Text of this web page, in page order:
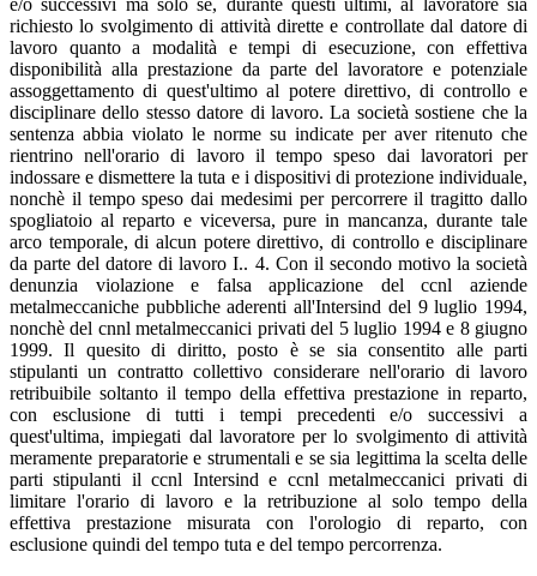
e/o successivi ma solo se, durante questi ultimi, al lavoratore sia
richiesto lo svolgimento di attività dirette e controllate dal datore di
lavoro quanto a modalità e tempi di esecuzione, con effettiva
disponibilità alla prestazione da parte del lavoratore e potenziale
assoggettamento di quest'ultimo al potere direttivo, di controllo e
disciplinare dello stesso datore di lavoro. La società sostiene che la
sentenza abbia violato le norme su indicate per aver ritenuto che
rientrino nell'orario di lavoro il tempo speso dai lavoratori per
indossare e dismettere la tuta e i dispositivi di protezione individuale,
nonchè il tempo speso dai medesimi per percorrere il tragitto dallo
spogliatoio al reparto e viceversa, pure in mancanza, durante tale
arco temporale, di alcun potere direttivo, di controllo e disciplinare
da parte del datore di lavoro I.. 4. Con il secondo motivo la società
denunzia violazione e falsa applicazione del ccnl aziende
metalmeccaniche pubbliche aderenti all'Intersind del 9 luglio 1994,
nonchè del cnnl metalmeccanici privati del 5 luglio 1994 e 8 giugno
1999. Il quesito di diritto, posto è se sia consentito alle parti
stipulanti un contratto collettivo considerare nell'orario di lavoro
retribuibile soltanto il tempo della effettiva prestazione in reparto,
con esclusione di tutti i tempi precedenti e/o successivi a
quest'ultima, impiegati dal lavoratore per lo svolgimento di attività
meramente preparatorie e strumentali e se sia legittima la scelta delle
parti stipulanti il ccnl Intersind e ccnl metalmeccanici privati di
limitare l'orario di lavoro e la retribuzione al solo tempo della
effettiva prestazione misurata con l'orologio di reparto, con
esclusione quindi del tempo tuta e del tempo percorrenza.